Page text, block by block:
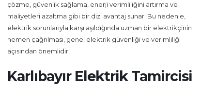
çözme, güvenlik sağlama, enerji verimliliğini artırma ve
maliyetleri azaltma gibi bir dizi avantaj sunar. Bu nedenle,
elektrik sorunlarıyla karşılaşıldığında uzman bir elektrikçinin
hemen çağrılması, genel elektrik güvenliği ve verimliliği
açısından önemlidir.
Karlıbayır Elektrik Tamircisi